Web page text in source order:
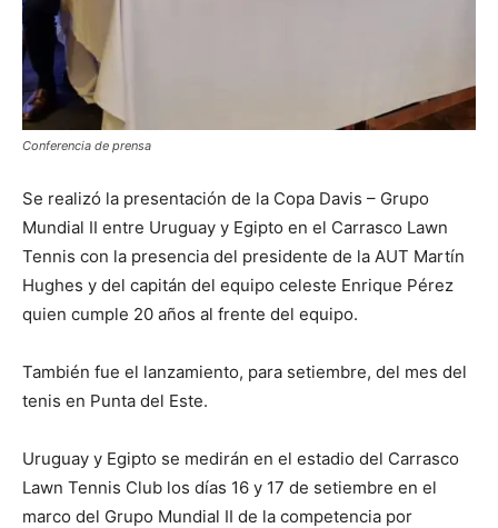
Conferencia de prensa
Se realizó la presentación de la Copa Davis – Grupo
Mundial II entre Uruguay y Egipto en el Carrasco Lawn
Tennis con la presencia del presidente de la AUT Martín
Hughes y del capitán del equipo celeste Enrique Pérez
quien cumple 20 años al frente del equipo.
También fue el lanzamiento, para setiembre, del mes del
tenis en Punta del Este.
Uruguay y Egipto se medirán en el estadio del Carrasco
Lawn Tennis Club los días 16 y 17 de setiembre en el
marco del Grupo Mundial II de la competencia por